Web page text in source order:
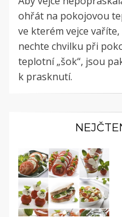
ohřát na pokojovou
ve kterém vejce
nechte chvilku při
teplotní „šok“, jsou
k prasknutí.